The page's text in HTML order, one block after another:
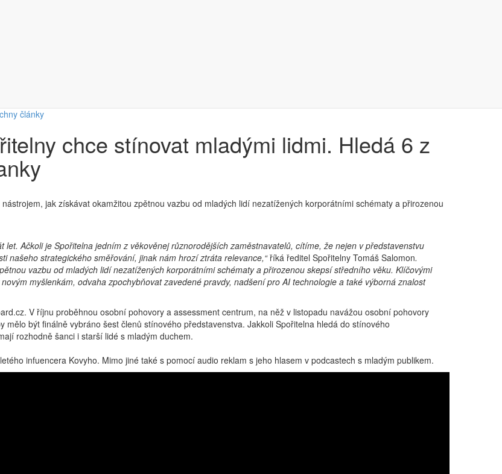
články
chce stínovat mladými lidmi. Hledá 6 z
jak získávat okamžitou zpětnou vazbu od mladých lidí nezatížených korporátními schématy a přirozenou
Ačkoli je Spořitelna jedním z věkověnej různorodějších zaměstnavatelů, cítíme, že nejen v představenstvu
našeho strategického směřování, jinak nám hrozí ztráta relevance,“říká ředitel Spořitelny Tomáš Salomon.
vazbu od mladých lidí nezatížených korporátními schématy a přirozenou skepsí středního věku. Klíčovými
myšlenkám, odvaha zpochybňovat zavedené pravdy, nadšení pro AI technologie a také výborná znalost
V říjnu proběhnou osobní pohovory a assessment centrum, na něž v listopadu navážou osobní pohovory
být finálně vybráno šest členů stínového představenstva. Jakkoli Spořitelna hledá do stínového
rozhodně šanci i starší lidé s mladým duchem.
infuencera Kovyho. Mimo jiné také s pomocí audio reklam s jeho hlasem v podcastech s mladým publikem.